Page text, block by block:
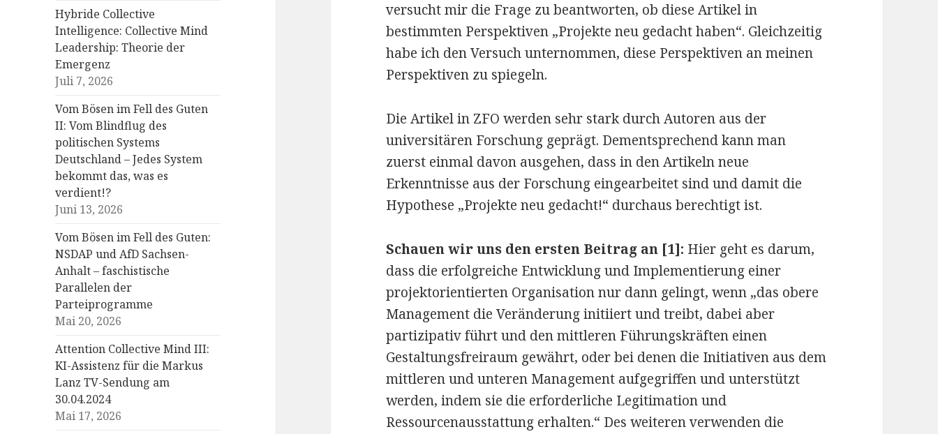
Hybride Collective
Intelligence: Collective Mind
Leadership: Theorie der
Emergenz
Juli 7, 2026
Vom Bösen im Fell des Guten
II: Vom Blindflug des
politischen Systems
Deutschland – Jedes System
bekommt das, was es
verdient!?
Juni 13, 2026
Vom Bösen im Fell des Guten:
NSDAP und AfD Sachsen-
Anhalt – faschistische
Parallelen der
Parteiprogramme
Mai 20, 2026
Attention Collective Mind III:
KI-Assistenz für die Markus
Lanz TV-Sendung am
30.04.2024
Mai 17, 2026
versucht mir die Frage zu beantworten, ob diese Artikel in
bestimmten Perspektiven „Projekte neu gedacht haben“. Gleichzeitig
habe ich den Versuch unternommen, diese Perspektiven an meinen
Perspektiven zu spiegeln.
Die Artikel in ZFO werden sehr stark durch Autoren aus der
universitären Forschung geprägt. Dementsprechend kann man
zuerst einmal davon ausgehen, dass in den Artikeln neue
Erkenntnisse aus der Forschung eingearbeitet sind und damit die
Hypothese „Projekte neu gedacht!“ durchaus berechtigt ist.
Schauen wir uns den ersten Beitrag an [1]: Hier geht es darum,
dass die erfolgreiche Entwicklung und Implementierung einer
projektorientierten Organisation nur dann gelingt, wenn „das obere
Management die Veränderung initiiert und treibt, dabei aber
partizipativ führt und den mittleren Führungskräften einen
Gestaltungsfreiraum gewährt, oder bei denen die Initiativen aus dem
mittleren und unteren Management aufgegriffen und unterstützt
werden, indem sie die erforderliche Legitimation und
Ressourcenausstattung erhalten.“ Des weiteren verwenden die